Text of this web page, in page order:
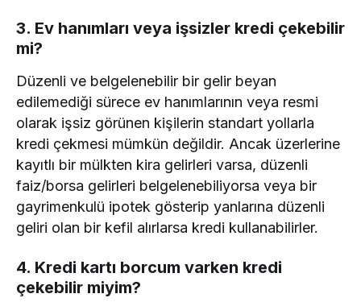
3. Ev hanımları veya işsizler kredi çekebilir
mi?
Düzenli ve belgelenebilir bir gelir beyan
edilemediği sürece ev hanımlarının veya resmi
olarak işsiz görünen kişilerin standart yollarla
kredi çekmesi mümkün değildir. Ancak üzerlerine
kayıtlı bir mülkten kira gelirleri varsa, düzenli
faiz/borsa gelirleri belgelenebiliyorsa veya bir
gayrimenkulü ipotek gösterip yanlarına düzenli
geliri olan bir kefil alırlarsa kredi kullanabilirler.
4. Kredi kartı borcum varken kredi
çekebilir miyim?